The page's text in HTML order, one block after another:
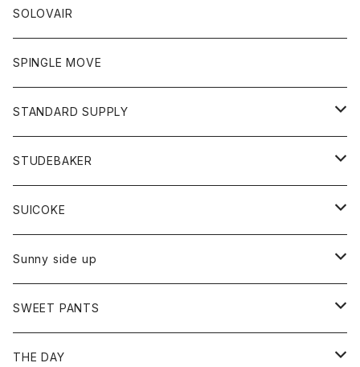
Tシャツ
トレーナー
ボトム
ショートパンツ
スカート
レディース
スカート
Tシャツ
アクセサリー
バック
コート
ネクタイ
グローブ
アクセサリー
トップス
カットソー
カーディガン
ボトム
ショートパンツ
パンツ
レディース
カットソー
カーディガン
ジーンズ
チノパン
トップス
ポロシャツ
ベスト
靴
靴
ワンピース
トップス
カットソー
ボトム
パンツ
オーバーオール
SOLOVAIR
SPINGLE MOVE
STANDARD SUPPLY
財布
バッグ
STUDEBAKER
アクセサリー
ブレスレット
リング
SUICOKE
ブーツ
サンダル
Sunny side up
アウター
Ｇジャン
ボトム
SWEET PANTS
ボトム
THE DAY